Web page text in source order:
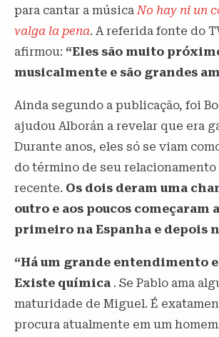
para cantar a música No hay ni un
valga la pena. A referida fonte do
afirmou: “Eles são muito
musicalmente e são grandes
Ainda segundo a publicação, foi
ajudou Alborán a revelar que era
Durante anos, eles só se viam
do término de seu relacionamento
recente. Os dois deram uma
outro e aos poucos começaram
primeiro na Espanha e depois
“Há um grande entendimento
Existe química . Se Pablo ama
maturidade de Miguel. É
procura atualmente em um